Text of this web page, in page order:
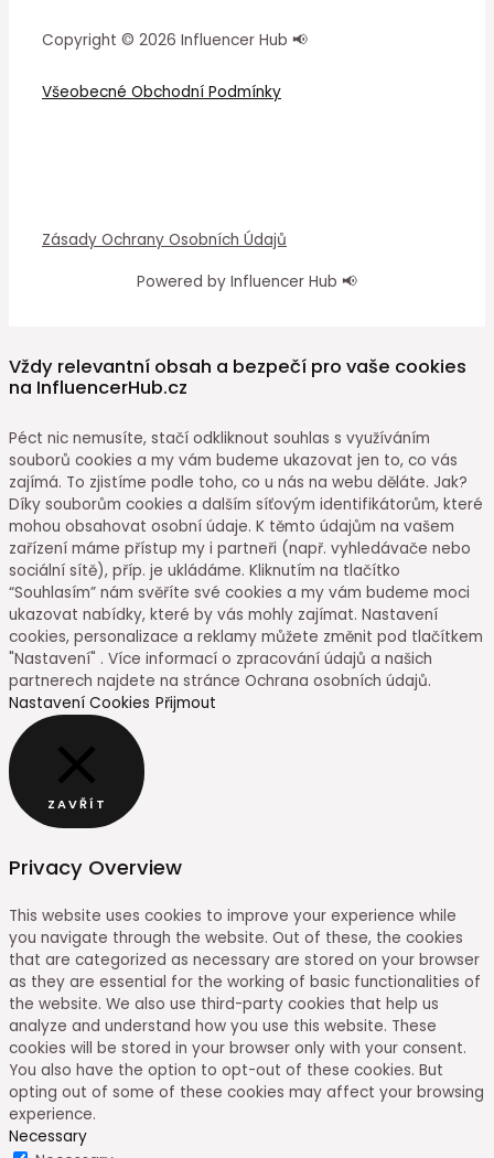
Copyright © 2026 Influencer Hub 📢
Všeobecné Obchodní Podmínky
Zásady Ochrany Osobních Údajů
Powered by Influencer Hub 📢
Vždy relevantní obsah a bezpečí pro vaše cookies
na InfluencerHub.cz
Péct nic nemusíte, stačí odkliknout souhlas s využíváním
souborů cookies a my vám budeme ukazovat jen to, co vás
zajímá. To zjistíme podle toho, co u nás na webu děláte. Jak?
Díky souborům cookies a dalším síťovým identifikátorům, které
mohou obsahovat osobní údaje. K těmto údajům na vašem
zařízení máme přístup my i partneři (např. vyhledávače nebo
sociální sítě), příp. je ukládáme. Kliknutím na tlačítko
“Souhlasím” nám svěříte své cookies a my vám budeme moci
ukazovat nabídky, které by vás mohly zajímat. Nastavení
cookies, personalizace a reklamy můžete změnit pod tlačítkem
"Nastavení" . Více informací o zpracování údajů a našich
partnerech najdete na stránce Ochrana osobních údajů.
Nastavení Cookies Přijmout
ZAVŘÍT
Privacy Overview
This website uses cookies to improve your experience while
you navigate through the website. Out of these, the cookies
that are categorized as necessary are stored on your browser
as they are essential for the working of basic functionalities of
the website. We also use third-party cookies that help us
analyze and understand how you use this website. These
cookies will be stored in your browser only with your consent.
You also have the option to opt-out of these cookies. But
opting out of some of these cookies may affect your browsing
experience.
Necessary